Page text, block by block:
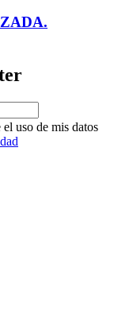
uso de mis datos